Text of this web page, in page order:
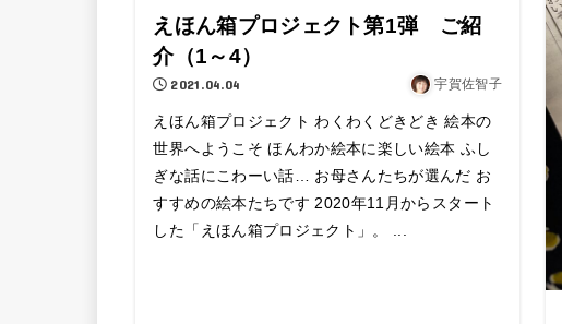
えほん箱プロジェクト第1弾 ご紹
介（1～4）
2021.04.04 宇賀佐智子
えほん箱プロジェクト わくわくどきどき 絵本の
世界へようこそ ほんわか絵本に楽しい絵本 ふし
ぎな話にこわーい話… お母さんたちが選んだ お
すすめの絵本たちです 2020年11月からスタート
した「えほん箱プロジェクト」。 ...